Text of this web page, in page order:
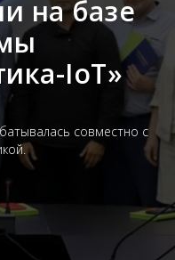
на базе
IoT»
совместно с